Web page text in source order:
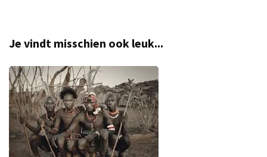
Je vindt misschien ook leuk...